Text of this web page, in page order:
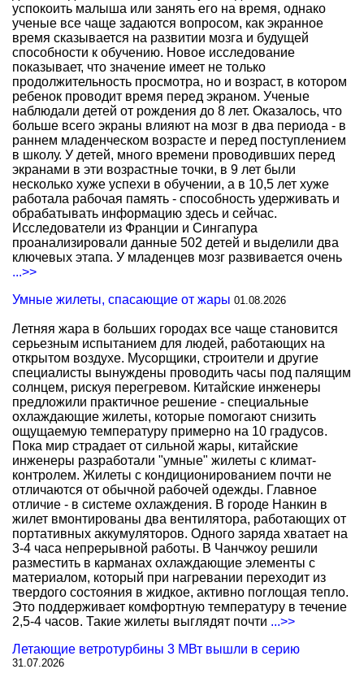
успокоить малыша или занять его на время, однако
ученые все чаще задаются вопросом, как экранное
время сказывается на развитии мозга и будущей
способности к обучению. Новое исследование
показывает, что значение имеет не только
продолжительность просмотра, но и возраст, в котором
ребенок проводит время перед экраном. Ученые
наблюдали детей от рождения до 8 лет. Оказалось, что
больше всего экраны влияют на мозг в два периода - в
раннем младенческом возрасте и перед поступлением
в школу. У детей, много времени проводивших перед
экранами в эти возрастные точки, в 9 лет были
несколько хуже успехи в обучении, а в 10,5 лет хуже
работала рабочая память - способность удерживать и
обрабатывать информацию здесь и сейчас.
Исследователи из Франции и Сингапура
проанализировали данные 502 детей и выделили два
ключевых этапа. У младенцев мозг развивается очень
...>>
Умные жилеты, спасающие от жары 01.08.2026
Летняя жара в больших городах все чаще становится
серьезным испытанием для людей, работающих на
открытом воздухе. Мусорщики, строители и другие
специалисты вынуждены проводить часы под палящим
солнцем, рискуя перегревом. Китайские инженеры
предложили практичное решение - специальные
охлаждающие жилеты, которые помогают снизить
ощущаемую температуру примерно на 10 градусов.
Пока мир страдает от сильной жары, китайские
инженеры разработали "умные" жилеты с климат-
контролем. Жилеты с кондиционированием почти не
отличаются от обычной рабочей одежды. Главное
отличие - в системе охлаждения. В городе Нанкин в
жилет вмонтированы два вентилятора, работающих от
портативных аккумуляторов. Одного заряда хватает на
3-4 часа непрерывной работы. В Чанчжоу решили
разместить в карманах охлаждающие элементы с
материалом, который при нагревании переходит из
твердого состояния в жидкое, активно поглощая тепло.
Это поддерживает комфортную температуру в течение
2,5-4 часов. Такие жилеты выглядят почти ...>>
Летающие ветротурбины 3 МВт вышли в серию
31.07.2026